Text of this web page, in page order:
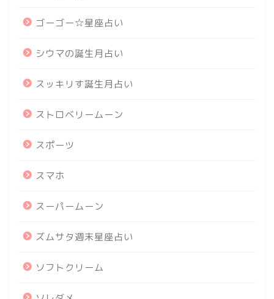
ゴーゴー☆星座占い
シウマの誕生月占い
スッキリす誕生月占い
ストロベリームーン
スポーツ
スマホ
スーパームーン
ズムサタ週末星座占い
ソフトクリーム